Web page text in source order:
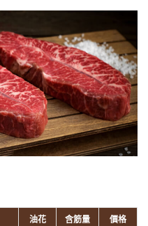
油花 含筋量 價格